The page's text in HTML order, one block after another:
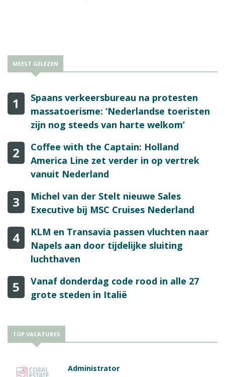
MEEST GELEZEN
1
Spaans verkeersbureau na protesten
massatoerisme: ‘Nederlandse toeristen
zijn nog steeds van harte welkom’
2
Coffee with the Captain: Holland
America Line zet verder in op vertrek
vanuit Nederland
3
Michel van der Stelt nieuwe Sales
Executive bij MSC Cruises Nederland
4
KLM en Transavia passen vluchten naar
Napels aan door tijdelijke sluiting
luchthaven
5
Vanaf donderdag code rood in alle 27
grote steden in Italië
TOP VACATURES
Administrator